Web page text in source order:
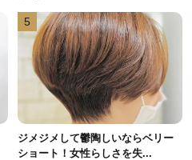
5
ジメジメして鬱陶しいならベリー
ショート！女性らしさを失...